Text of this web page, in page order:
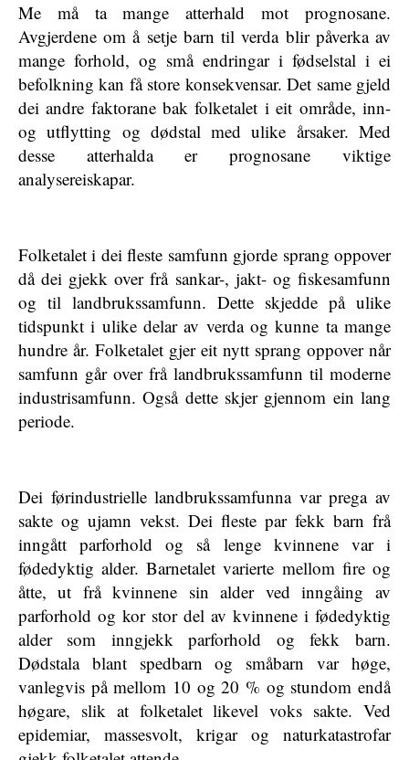
Me må ta mange atterhald mot prognosane.
Avgjerdene om å setje barn til verda blir påverka av
mange forhold, og små endringar i fødselstal i ei
befolkning kan få store konsekvensar. Det same gjeld
dei andre faktorane bak folketalet i eit område, inn-
og utflytting og dødstal med ulike årsaker. Med
desse atterhalda er prognosane viktige
analysereiskapar.
Folketalet i dei fleste samfunn gjorde sprang oppover
då dei gjekk over frå sankar-, jakt- og fiskesamfunn
og til landbrukssamfunn. Dette skjedde på ulike
tidspunkt i ulike delar av verda og kunne ta mange
hundre år. Folketalet gjer eit nytt sprang oppover når
samfunn går over frå landbrukssamfunn til moderne
industrisamfunn. Også dette skjer gjennom ein lang
periode.
Dei førindustrielle landbrukssamfunna var prega av
sakte og ujamn vekst. Dei fleste par fekk barn frå
inngått parforhold og så lenge kvinnene var i
fødedyktig alder. Barnetalet varierte mellom fire og
åtte, ut frå kvinnene sin alder ved inngåing av
parforhold og kor stor del av kvinnene i fødedyktig
alder som inngjekk parforhold og fekk barn.
Dødstala blant spedbarn og småbarn var høge,
vanlegvis på mellom 10 og 20 % og stundom endå
høgare, slik at folketalet likevel voks sakte. Ved
epidemiar, massesvolt, krigar og naturkatastrofar